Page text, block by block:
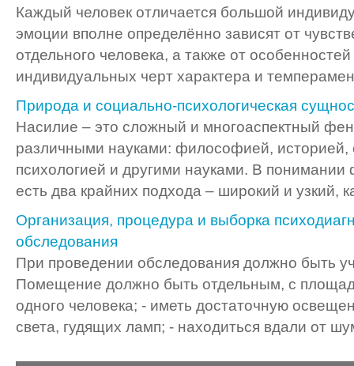
Каждый человек отличается большой
эмоции вполне определённо зависят от
отдельного человека, а также от особенностей
индивидуальных черт характера и
Природа и социально-психологическая
Насилие – это сложный и многоаспектный
различными науками: философией, историей,
психологией и другими науками. В
есть два крайних подхода – широкий и узкий,
Организация, процедура и выборка
обследования
При проведении обследования должно быть
Помещение должно быть отдельным, с
одного человека; - иметь достаточную
света, гудящих ламп; - находиться вдали от